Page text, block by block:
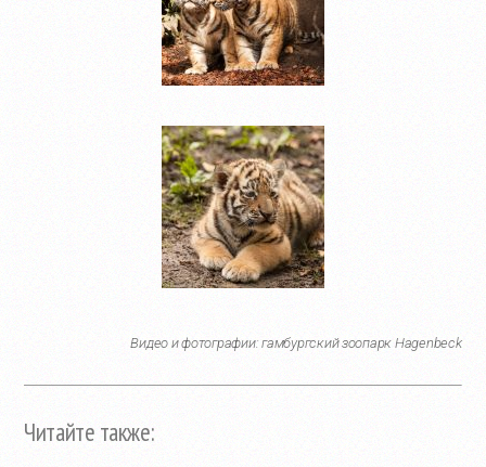
Видео и фотографии: гамбургский зоопарк Hagenbeck
Читайте также: